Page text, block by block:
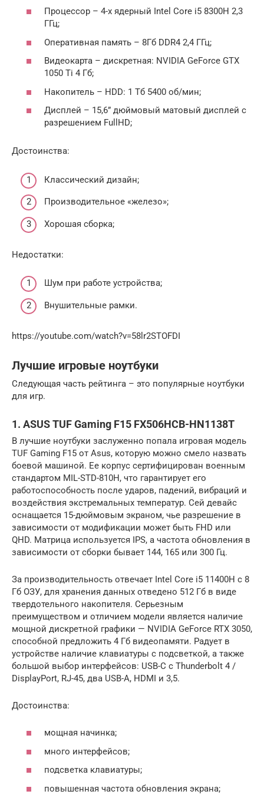
Процессор – 4-х ядерный Intel Core i5 8300H 2,3
ГГц;
Оперативная память – 8Гб DDR4 2,4 ГГц;
Видеокарта – дискретная: NVIDIA GeForce GTX
1050 Ti 4 Гб;
Накопитель – HDD: 1 Тб 5400 об/мин;
Дисплей – 15,6” дюймовый матовый дисплей с
разрешением FullHD;
Достоинства:
Классический дизайн;
Производительное «железо»;
Хорошая сборка;
Недостатки:
Шум при работе устройства;
Внушительные рамки.
https://youtube.com/watch?v=58lr2STOFDI
Лучшие игровые ноутбуки
Следующая часть рейтинга – это популярные ноутбуки
для игр.
1. ASUS TUF Gaming F15 FX506HCB-HN1138T
В лучшие ноутбуки заслуженно попала игровая модель
TUF Gaming F15 от Asus, которую можно смело назвать
боевой машиной. Ее корпус сертифицирован военным
стандартом MIL-STD-810H, что гарантирует его
работоспособность после ударов, падений, вибраций и
воздействия экстремальных температур. Сей девайс
оснащается 15-дюймовым экраном, чье разрешение в
зависимости от модификации может быть FHD или
QHD. Матрица используется IPS, а частота обновления в
зависимости от сборки бывает 144, 165 или 300 Гц.
За производительность отвечает Intel Core i5 11400H с 8
Гб ОЗУ, для хранения данных отведено 512 Гб в виде
твердотельного накопителя. Серьезным
преимуществом и отличием модели является наличие
мощной дискретной графики — NVIDIA GeForce RTX 3050,
способной предложить 4 Гб видеопамяти. Радует в
устройстве наличие клавиатуры с подсветкой, а также
большой выбор интерфейсов: USB-C с Thunderbolt 4 /
DisplayPort, RJ-45, два USB-A, HDMI и 3,5.
Достоинства:
мощная начинка;
много интерфейсов;
подсветка клавиатуры;
повышенная частота обновления экрана;